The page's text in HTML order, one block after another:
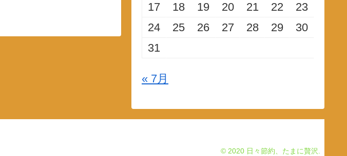
17
18 19 20 21 22
23
24
25 26 27 28 29
30
31
« 7月
© 2020 日々節約、たまに贅沢.